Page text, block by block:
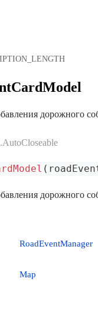
дорожного
(
дорожного
RoadEventManager
Map